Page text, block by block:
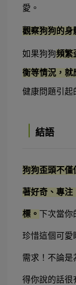
愛。
觀察狗狗的身
如果狗狗頻繁
衡等情況，就
健康問題引起
結語
狗狗歪頭不僅
著好奇、專注
標。 下次當你
珍惜這個可愛
需求！ 不論是
得你說的話很